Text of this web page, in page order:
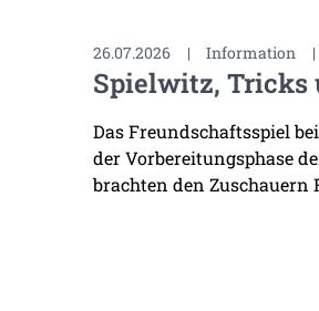
26.07.2026 | Information |
Spielwitz, Tricks
Das Freundschaftsspiel
der Vorbereitungsphase
brachten den Zuschauern